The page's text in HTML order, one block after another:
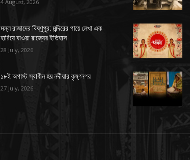
4 August, 2026
মল্ল রাজাদের বিষ্ণুপুর: মন্দিরের গায়ে লেখা এক
হারিয়ে যাওয়া রাজ্যের ইতিহাস
28 July, 2026
১৮ই অগাস্ট স্বাধীন হয় নদীয়ার কৃষ্ণনগর
27 July, 2026